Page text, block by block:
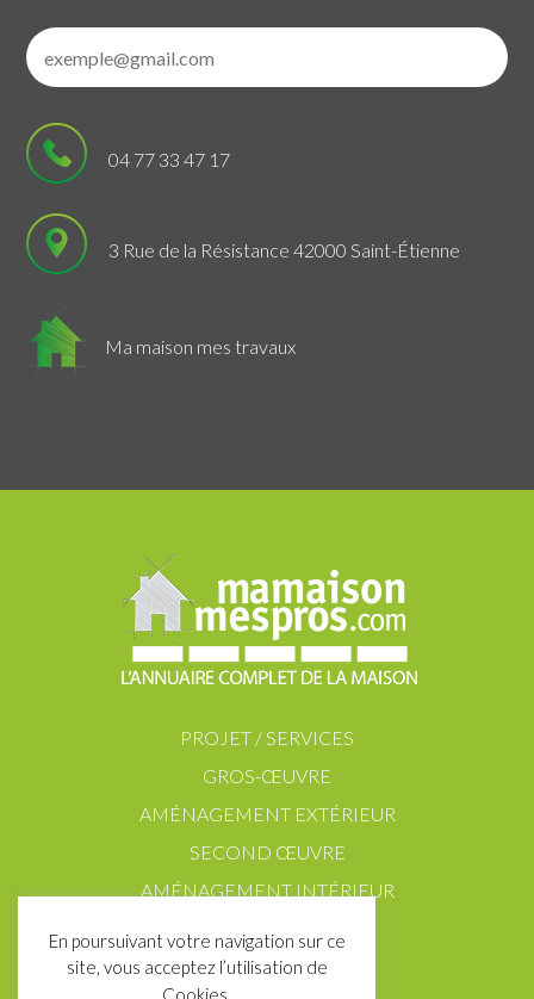
04 77 33 47 17
3 Rue de la Résistance 42000 Saint-Étienne
Ma maison mes travaux
PROJET / SERVICES
GROS-ŒUVRE
AMÉNAGEMENT EXTÉRIEUR
SECOND ŒUVRE
AMÉNAGEMENT INTÉRIEUR
En poursuivant votre navigation sur ce
site, vous acceptez l’utilisation de
Cookies.